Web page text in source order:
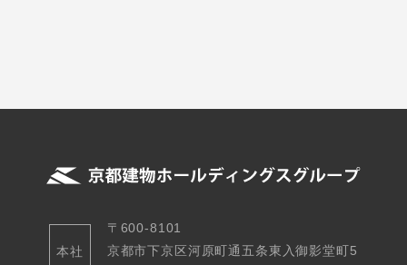
本社
〒600-8101
京都市下京区河原町通五条東入御影堂町5